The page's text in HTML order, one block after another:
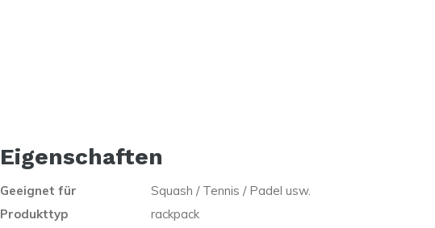
Eigenschaften
Geeignet für
Squash / Tennis / Padel usw.
Produkttyp
rackpack